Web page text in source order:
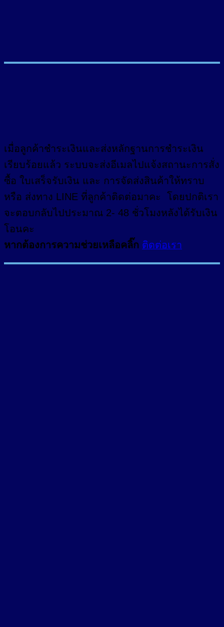
เมื่อลูกค้าชำระเงินและส่งหลักฐานการชำระเงิน
เรียบร้อยแล้ว ระบบจะส่งอีเมลไปแจ้งสถานะการสั่ง
ซื้อ ใบเสร็จรับเงิน และ การจัดส่งสินค้าให้ทราบ
หรือ ส่งทาง LINE ที่ลูกค้าติดต่อมาคะ โดยปกติเรา
จะตอบกลับไปประมาณ 2- 48 ชั่วโมงหลังได้รับเงิน
โอนคะ
หากต้องการความช่วยเหลือคลิ๊ก ติดต่อเรา